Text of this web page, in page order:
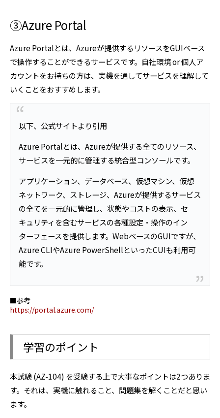
③Azure Portal
Azure Portalとは、Azureが提供するリソースをGUIベース
で操作することができるサービスです。自社環境 or 個人ア
カウントをお持ちの方は、実機を通してサービスを理解して
いくことをおすすめします。
以下、公式サイトより引用
Azure Portalとは、Azureが提供する全てのリソース、
サービスを一元的に管理する統合型コンソールです。
アプリケーション、データベース、仮想マシン、仮想
ネットワーク、ストレージ、Azureが提供するサービス
の全てを一元的に管理し、状態やコストの表示、セ
キュリティを含むサービスの各種設定・操作のイン
ターフェースを提供します。WebベースのGUIですが、
Azure CLIやAzure PowerShellといったCUIも利用可
能です。
■参考
https://portal.azure.com/
学習のポイント
本試験 (AZ-104) を受験する上で大事なポイントは2つありま
す。それは、実機に触れること、問題集を解くことだと思い
ます。